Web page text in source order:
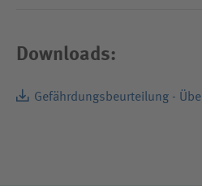
Downloads:
Gefährdungsbeurteilung -